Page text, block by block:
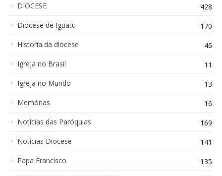
DIOCESE
428
Diocese de Iguatu
170
Historia da diocese
46
Igreja no Brasil
11
Igreja no Mundo
13
Memórias
16
Notícias das Paróquias
169
Notícias Diocese
141
Papa Francisco
135